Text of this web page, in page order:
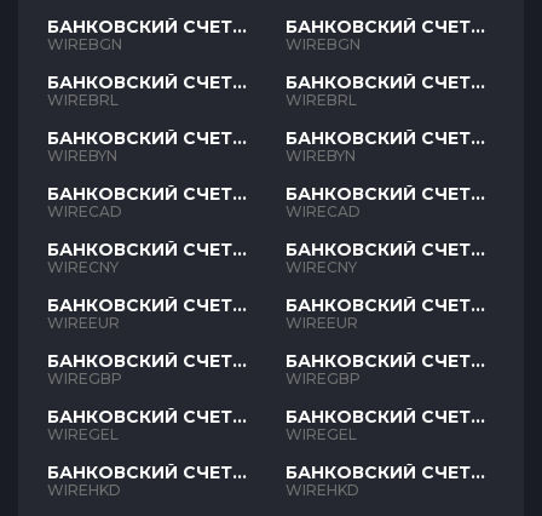
БАНКОВСКИЙ СЧЕТ
BGN
WIREBGN
БАНКОВСКИЙ СЧЕТ
BRL
WIREBRL
БАНКОВСКИЙ СЧЕТ
BYN
WIREBYN
БАНКОВСКИЙ СЧЕТ
CAD
WIRECAD
БАНКОВСКИЙ СЧЕТ
CNY
WIRECNY
БАНКОВСКИЙ СЧЕТ
EUR
WIREEUR
БАНКОВСКИЙ СЧЕТ
GBP
WIREGBP
БАНКОВСКИЙ СЧЕТ
GEL
WIREGEL
БАНКОВСКИЙ СЧЕТ
HKD
WIREHKD
БАНКОВСКИЙ СЧЕТ
BGN
WIREBGN
БАНКОВСКИЙ СЧЕТ
BRL
WIREBRL
БАНКОВСКИЙ СЧЕТ
BYN
WIREBYN
БАНКОВСКИЙ СЧЕТ
CAD
WIRECAD
БАНКОВСКИЙ СЧЕТ
CNY
WIRECNY
БАНКОВСКИЙ СЧЕТ
EUR
WIREEUR
БАНКОВСКИЙ СЧЕТ
GBP
WIREGBP
БАНКОВСКИЙ СЧЕТ
GEL
WIREGEL
БАНКОВСКИЙ СЧЕТ
HKD
WIREHKD